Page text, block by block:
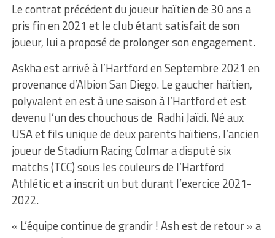
Le contrat précédent du joueur haïtien de 30 ans a
pris fin en 2021 et le club étant satisfait de son
joueur, lui a proposé de prolonger son engagement.
Askha est arrivé à l’Hartford en Septembre 2021 en
provenance d’Albion San Diego. Le gaucher haïtien,
polyvalent en est à une saison à l’Hartford et est
devenu l’un des chouchous de Radhi Jaïdi. Né aux
USA et fils unique de deux parents haïtiens, l’ancien
joueur de Stadium Racing Colmar a disputé six
matchs (TCC) sous les couleurs de l’Hartford
Athlétic et a inscrit un but durant l’exercice 2021-
2022.
« L’équipe continue de grandir ! Ash est de retour » a